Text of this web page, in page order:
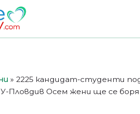
» 2225 кандидат-студенти
Пловдив Осем жени ще се